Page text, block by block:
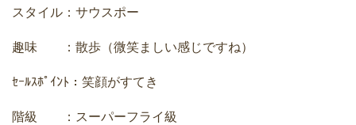
スタイル：サウスポー
趣味 ：散歩（微笑ましい感じですね）
ｾｰﾙｽﾎﾟｲﾝﾄ：笑顔がすてき
階級 ：スーパーフライ級